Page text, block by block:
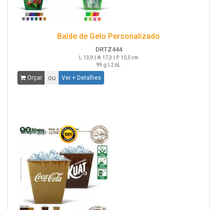
Balde de Gelo Personalizado
DRTZ444
L 13,9 | A 17,3 | P 15,5 cm
99 g | 2,6L
Orçar ou Ver + Detalhes